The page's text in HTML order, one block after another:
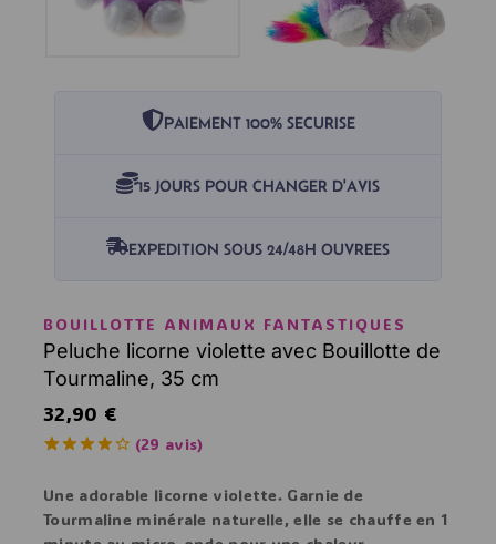
PAIEMENT 100% SECURISE
15 JOURS POUR CHANGER D'AVIS
EXPEDITION SOUS 24/48H OUVREES
BOUILLOTTE ANIMAUX FANTASTIQUES
Peluche licorne violette avec Bouillotte de
Tourmaline, 35 cm
dehors de
basé sur
votes de
client
(29 avis)
32,90 €
Une adorable licorne violette. Garnie de
Tourmaline minérale naturelle, elle se chauffe en 1